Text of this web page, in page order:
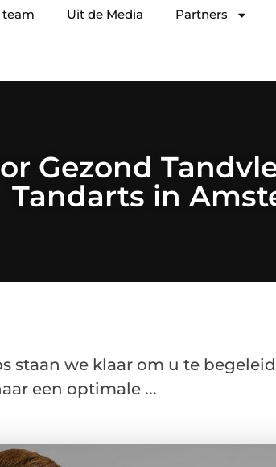
team Uit de Media Partners
Gezond
Tandarts in
staan we klaar om u te
een optimale ...